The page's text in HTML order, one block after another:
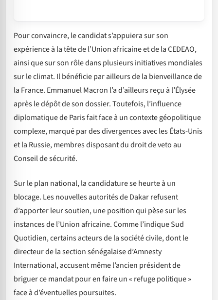
Pour convaincre, le candidat s’appuiera sur son
expérience à la tête de l’Union africaine et de la CEDEAO,
ainsi que sur son rôle dans plusieurs initiatives mondiales
sur le climat. Il bénéficie par ailleurs de la bienveillance de
la France. Emmanuel Macron l’a d’ailleurs reçu à l’Élysée
après le dépôt de son dossier. Toutefois, l’influence
diplomatique de Paris fait face à un contexte géopolitique
complexe, marqué par des divergences avec les États-Unis
et la Russie, membres disposant du droit de veto au
Conseil de sécurité.
Sur le plan national, la candidature se heurte à un
blocage. Les nouvelles autorités de Dakar refusent
d’apporter leur soutien, une position qui pèse sur les
instances de l’Union africaine. Comme l’indique Sud
Quotidien, certains acteurs de la société civile, dont le
directeur de la section sénégalaise d’Amnesty
International, accusent même l’ancien président de
briguer ce mandat pour en faire un « refuge politique »
face à d’éventuelles poursuites.